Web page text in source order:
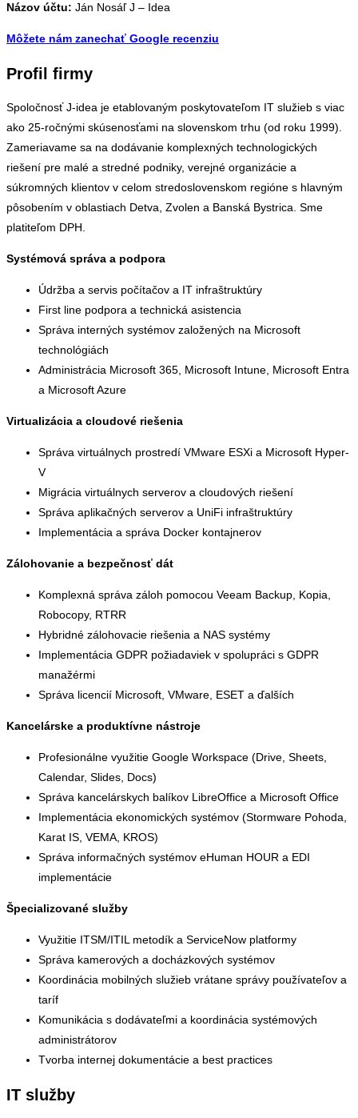
Názov účtu: Ján Nosáľ J – Idea
Môžete nám zanechať Google recenziu
Profil firmy
Spoločnosť J-idea je etablovaným poskytovateľom IT služieb s viac
ako 25-ročnými skúsenosťami na slovenskom trhu (od roku 1999).
Zameriavame sa na dodávanie komplexných technologických
riešení pre malé a stredné podniky, verejné organizácie a
súkromných klientov v celom stredoslovenskom regióne s hlavným
pôsobením v oblastiach Detva, Zvolen a Banská Bystrica. Sme
platiteľom DPH.
Systémová správa a podpora
Údržba a servis počítačov a IT infraštruktúry
First line podpora a technická asistencia
Správa interných systémov založených na Microsoft
technológiách
Administrácia Microsoft 365, Microsoft Intune, Microsoft Entra
a Microsoft Azure
Virtualizácia a cloudové riešenia
Správa virtuálnych prostredí VMware ESXi a Microsoft Hyper-
V
Migrácia virtuálnych serverov a cloudových riešení
Správa aplikačných serverov a UniFi infraštruktúry
Implementácia a správa Docker kontajnerov
Zálohovanie a bezpečnosť dát
Komplexná správa záloh pomocou Veeam Backup, Kopia,
Robocopy, RTRR
Hybridné zálohovacie riešenia a NAS systémy
Implementácia GDPR požiadaviek v spolupráci s GDPR
manažérmi
Správa licencií Microsoft, VMware, ESET a ďalších
Kancelárske a produktívne nástroje
Profesionálne využitie Google Workspace (Drive, Sheets,
Calendar, Slides, Docs)
Správa kancelárskych balíkov LibreOffice a Microsoft Office
Implementácia ekonomických systémov (Stormware Pohoda,
Karat IS, VEMA, KROS)
Správa informačných systémov eHuman HOUR a EDI
implementácie
Špecializované služby
Využitie ITSM/ITIL metodík a ServiceNow platformy
Správa kamerových a docházkových systémov
Koordinácia mobilných služieb vrátane správy používateľov a
taríf
Komunikácia s dodávateľmi a koordinácia systémových
administrátorov
Tvorba internej dokumentácie a best practices
IT služby